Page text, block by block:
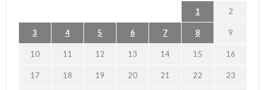
1 2
3 4 5 6 7 8 9
10 11 12 13 14 15 16
17 18 19 20 21 22 23